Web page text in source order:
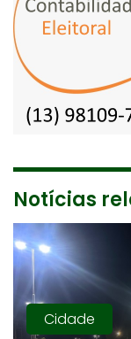
Notícias
Cidade